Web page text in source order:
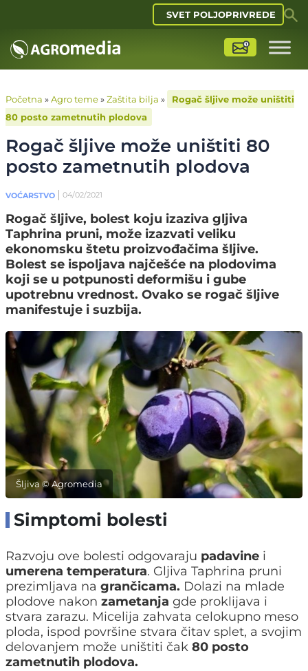
SVET POLJOPRIVREDE
Početna »Agro teme»Zaštita bilja »
Rogač šljive može uništiti
80 posto zametnutih plodova
Rogač šljive može uništiti 80
posto zametnutih plodova
VOĆARSTVO 04/02/2021
Rogač šljive, bolest koju izaziva gljiva
Taphrina pruni, može izazvati veliku
ekonomsku štetu proizvođačima šljive.
Bolest se ispoljava najčešće na plodovima
koji se u potpunosti deformišu i gube
upotrebnu vrednost. Ovako se rogač šljive
manifestuje i suzbija.
Šljiva © Agromedia
Simptomi bolesti
Razvoju ove bolesti odgovaraju padavine i
umerena temperatura. Gljiva Taphrina pruni
prezimljava na grančicama. Dolazi na mlade
plodove nakon zametanja gde proklijava i
stvara zarazu. Micelija zahvata celokupno meso
ploda, ispod površine stvara čitav splet, a svojim
delovanjem može uništiti čak 80 posto
zametnutih plodova.